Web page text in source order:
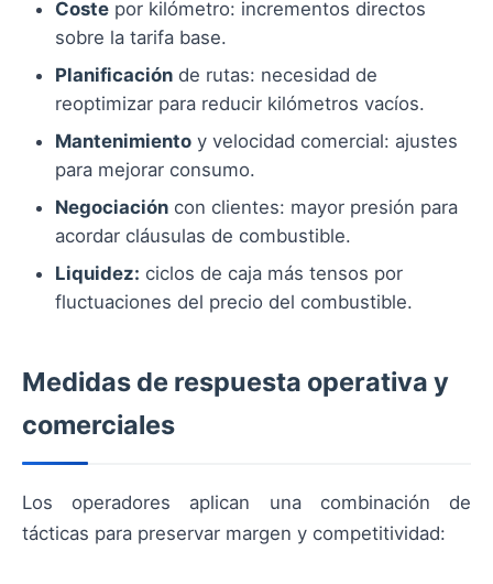
Coste por kilómetro: incrementos directos
sobre la tarifa base.
Planificación de rutas: necesidad de
reoptimizar para reducir kilómetros vacíos.
Mantenimiento y velocidad comercial: ajustes
para mejorar consumo.
Negociación con clientes: mayor presión para
acordar cláusulas de combustible.
Liquidez: ciclos de caja más tensos por
fluctuaciones del precio del combustible.
Medidas de respuesta operativa y
comerciales
Los operadores aplican una combinación de
tácticas para preservar margen y competitividad: